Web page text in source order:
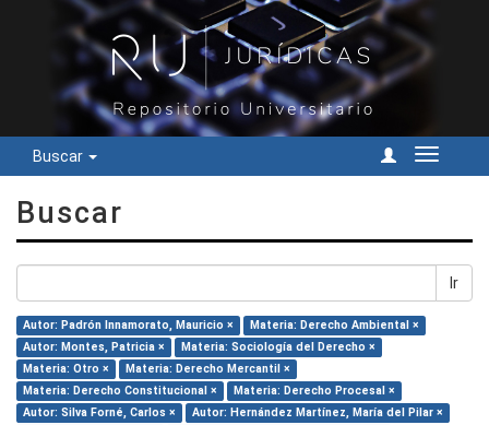
Buscar
Cambiar
Buscar
Ir
Autor: Padrón Innamorato, Mauricio ×
Materia: Derecho Ambiental ×
Autor: Montes, Patricia ×
Materia: Sociología del Derecho ×
Materia: Otro ×
Materia: Derecho Mercantil ×
Materia: Derecho Constitucional ×
Materia: Derecho Procesal ×
Autor: Silva Forné, Carlos ×
Autor: Hernández Martínez, María del Pilar ×